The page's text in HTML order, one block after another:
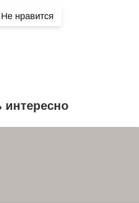
Не нравится